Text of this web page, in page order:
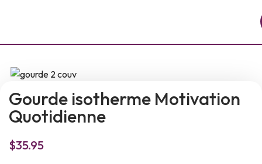
Gourde isotherme Motivation
Quotidienne
$35.95